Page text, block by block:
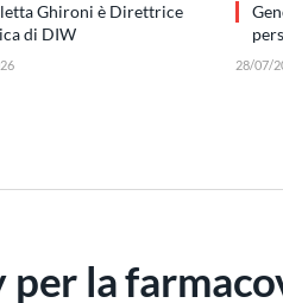
Ghironi è Direttrice
di DIW
28/07/
la